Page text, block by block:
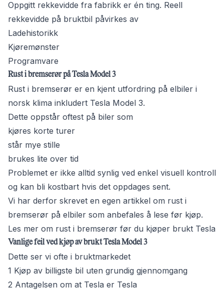
Oppgitt rekkevidde fra fabrikk er én ting. Reell
rekkevidde på bruktbil påvirkes av
Ladehistorikk
Kjøremønster
Programvare
Rust i bremserør på Tesla Model 3
Rust i bremserør er en kjent utfordring på elbiler i
norsk klima inkludert Tesla Model 3.
Dette oppstår oftest på biler som
kjøres korte turer
står mye stille
brukes lite over tid
Problemet er ikke alltid synlig ved enkel visuell kontroll
og kan bli kostbart hvis det oppdages sent.
Vi har derfor skrevet en egen artikkel om rust i
bremserør på elbiler som anbefales å lese før kjøp.
Les mer om rust i bremserør før du kjøper brukt Tesla
Vanlige feil ved kjøp av brukt Tesla Model 3
Dette ser vi ofte i bruktmarkedet
1 Kjøp av billigste bil uten grundig gjennomgang
2 Antagelsen om at Tesla er Tesla